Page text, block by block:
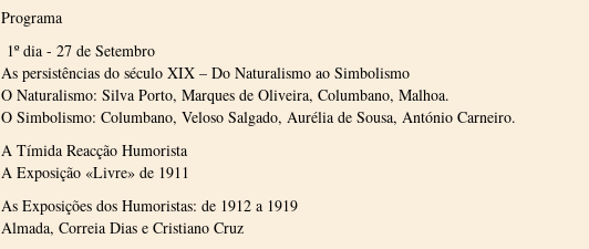
Programa
1º dia - 27 de Setembro
As persistências do século XIX – Do Naturalismo ao Simbolismo
O Naturalismo: Silva Porto, Marques de Oliveira, Columbano, Malhoa.
O Simbolismo: Columbano, Veloso Salgado, Aurélia de Sousa, António Carneiro.
A Tímida Reacção Humorista
A Exposição «Livre» de 1911
As Exposições dos Humoristas: de 1912 a 1919
Almada, Correia Dias e Cristiano Cruz